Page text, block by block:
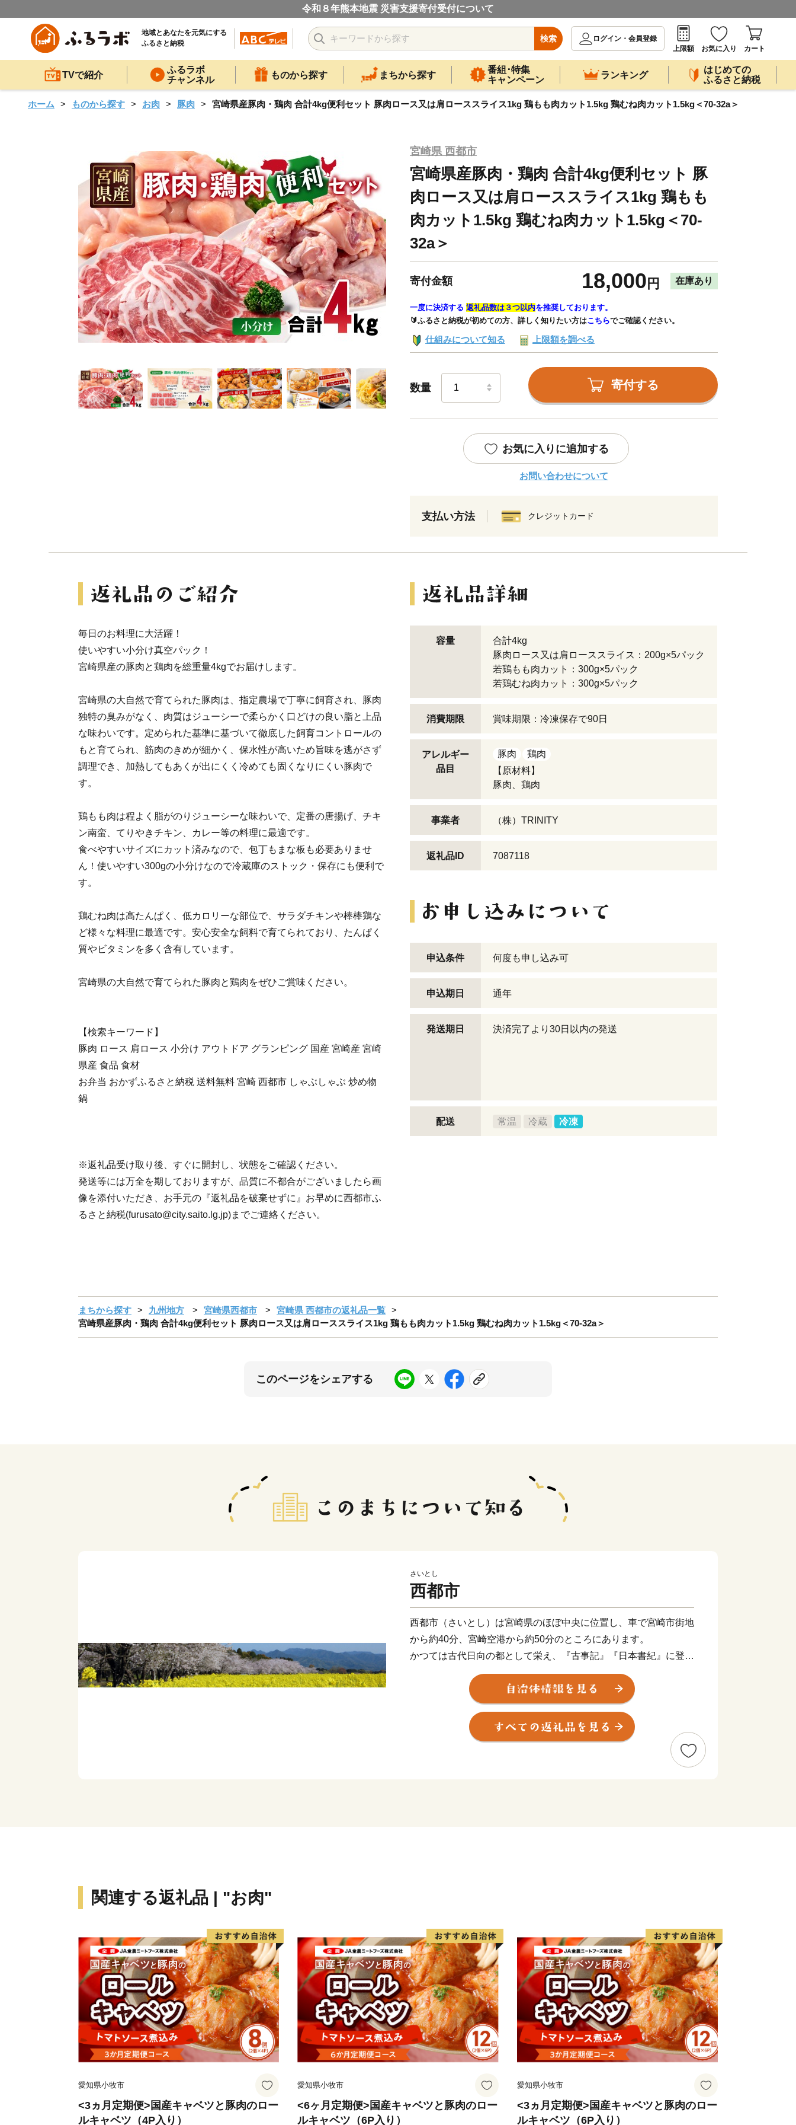
令和８年熊本地震 災害支援寄付受付について
地域とあなたを元気にする
ふるさと納税
検索
ログイン・会員登録
上限額
お気に入り カート
TVで紹介
ふるラボ
チャンネル
ものから探す まちから探す
番組･特集
キャンペーン
ランキング
はじめての
ふるさと納税
ホーム ものから探す お肉 豚肉 宮崎県産豚肉・鶏肉 合計4kg便利セット 豚肉ロース又は肩ローススライス1kg 鶏もも肉カット1.5kg 鶏むね肉カット1.5kg＜70-32a＞
宮崎県 西都市
宮崎県産豚肉・鶏肉 合計4kg便利セット 豚
肉ロース又は肩ローススライス1kg 鶏もも
肉カット1.5kg 鶏むね肉カット1.5kg＜70-
32a＞
寄付金額 18,000 円 在庫あり
一度に決済する 返礼品数は３つ以内を推奨しております。
🔰ふるさと納税が初めての方、詳しく知りたい方はこちらでご確認ください。
仕組みについて知る 上限額を調べる
数量 寄付する
お気に入りに追加する
お問い合わせについて
支払い方法 クレジットカード
毎日のお料理に大活躍！
使いやすい小分け真空パック！
宮崎県産の豚肉と鶏肉を総重量4kgでお届けします。
宮崎県の大自然で育てられた豚肉は、指定農場で丁寧に飼育され、豚肉
独特の臭みがなく、肉質はジューシーで柔らかく口どけの良い脂と上品
な味わいです。定められた基準に基づいて徹底した飼育コントロールの
もと育てられ、筋肉のきめが細かく、保水性が高いため旨味を逃がさず
調理でき、加熱してもあくが出にくく冷めても固くなりにくい豚肉で
す。
鶏もも肉は程よく脂がのりジューシーな味わいで、定番の唐揚げ、チキ
ン南蛮、てりやきチキン、カレー等の料理に最適です。
食べやすいサイズにカット済みなので、包丁もまな板も必要ありませ
ん！使いやすい300gの小分けなので冷蔵庫のストック・保存にも便利で
す。
鶏むね肉は高たんぱく、低カロリーな部位で、サラダチキンや棒棒鶏な
ど様々な料理に最適です。安心安全な飼料で育てられており、たんぱく
質やビタミンを多く含有しています。
宮崎県の大自然で育てられた豚肉と鶏肉をぜひご賞味ください。
【検索キーワード】
豚肉 ロース 肩ロース 小分け アウトドア グランピング 国産 宮崎産 宮崎
県産 食品 食材
お弁当 おかずふるさと納税 送料無料 宮崎 西都市 しゃぶしゃぶ 炒め物
鍋
※返礼品受け取り後、すぐに開封し、状態をご確認ください。
発送等には万全を期しておりますが、品質に不都合がございましたら画
像を添付いただき、お手元の『返礼品を破棄せずに』お早めに西都市ふ
るさと納税(furusato@city.saito.lg.jp)までご連絡ください。
容量
合計4kg
豚肉ロース又は肩ローススライス：200g×5パック
若鶏もも肉カット：300g×5パック
若鶏むね肉カット：300g×5パック
消費期限 賞味期限：冷凍保存で90日
アレルギー
品目
豚肉
鶏肉
【原材料】
豚肉、鶏肉
事業者 （株）TRINITY
返礼品ID 7087118
申込条件 何度も申し込み可
申込期日 通年
発送期日 決済完了より30日以内の発送
配送 常温 冷蔵 冷凍
まちから探す 九州地方 宮崎県西都市
宮崎県 西都市の返礼品一覧
宮崎県産豚肉・鶏肉 合計4kg便利セット 豚肉ロース又は肩ローススライス1kg 鶏もも肉カット1.5kg 鶏むね肉カット1.5kg＜70-32a＞
このページをシェアする
さいとし
西都市
西都市（さいとし）は宮崎県のほぼ中央に位置し、車で宮崎市街地
から約40分、宮崎空港から約50分のところにあります。
かつては古代日向の都として栄え、『古事記』『日本書紀』に登場
する伝承地が市内に数多く残るとともに、日本最大の319基の古墳
が集まる国の特別史跡「西都原（さいとばる）古墳群」や、天正遣
欧少年使節の正使としてローマ法王に謁見した伊東マンショが誕生
した国の史跡「都於郡（とのこおり）城跡」があるなど歴史ロマン
あふれるまちです。
西都原台地には、春は桜・菜の花が、秋はコスモス約300万本が咲
FAX 0983-43-3654
mail furusato@city.saito.lg.jp
関連する返礼品 | "お肉"
愛知県小牧市
<3ヵ月定期便>国産キャベツと豚肉のロー
ルキャベツ（4P入り）
愛知県小牧市
<6ヶ月定期便>国産キャベツと豚肉のロー
ルキャベツ（6P入り）
愛知県小牧市
<3ヵ月定期便>国産キャベツと豚肉のロー
ルキャベツ（6P入り）